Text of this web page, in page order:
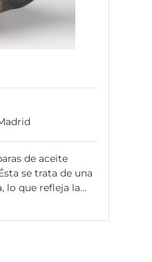
de aceite
se trata de una
lo que refleja la...